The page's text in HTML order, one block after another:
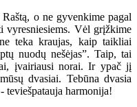
o ne gyvenkime pagal
vyresniesiems. Vėl grįžkime
teka kraujas, kaip taikliai
nuodų nešėjas”. Taip, tai
įvairiausi norai. Ir ypač jį
dvasiai. Tebūna dvasia
teviešpatauja harmonija!